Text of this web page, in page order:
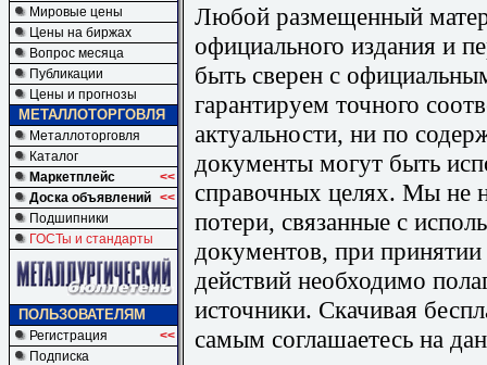
Мировые цены
Цены на биржах
Вопрос месяца
Публикации
Цены и прогнозы
МЕТАЛЛОТОРГОВЛЯ
Металлоторговля
Каталог
Маркетплейс
<<
Доска объявлений <<
Подшипники
ГОСТы и стандарты
ПОЛЬЗОВАТЕЛЯМ
Регистрация
<<
Подписка
Любой размещенный
официального издания и
быть сверен с
гарантируем точного
актуальности, ни по
документы могут быть
справочных целях. Мы не
потери, связанные с
документов, при
действий необходимо
источники. Скачивая
самым соглашаетесь на